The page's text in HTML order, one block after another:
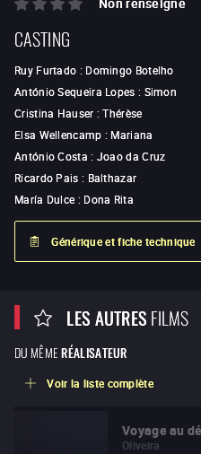
Non renseigné
CASTING
Ruy Furtado : Domingo Botelho
António Sequeira Lopes : Simon
Cristina Hauser :Thérèse
Elsa Wellencamp : Mariana
António Costa : Joao da Cruz
Ricardo Pais : Balthazar
María Dulce : Dona Rita
Générique et fiche technique
LES AUTRESFILMS
DU MÊME RÉALISATEUR
Voir la liste complète
Voyage au
Oliveira